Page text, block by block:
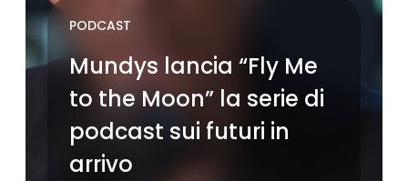
PODCAST
Mundys lancia “Fly Me
to the Moon” la serie di
podcast sui futuri in
arrivo